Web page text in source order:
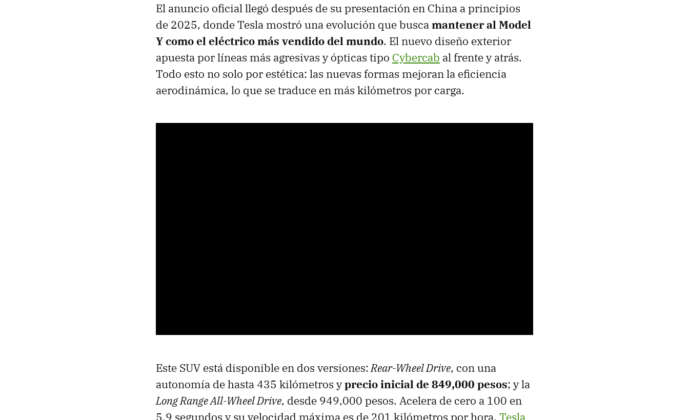
El anuncio oficial llegó después de su presentación en China a principios
de 2025, donde Tesla mostró una evolución que buscamantener al Model
Y como el eléctrico más vendido del mundo. El nuevo diseño exterior
apuesta por líneas más agresivas y ópticas tipo Cybercab al frente y atrás.
Todo esto no solo por estética: las nuevas formas mejoran la eficiencia
aerodinámica, lo que se traduce en más kilómetros por carga.
Este SUV está disponible en dos versiones:Rear-Wheel Drive, con una
autonomía de hasta 435 kilómetros yprecio inicial de 849,000 pesos; y la
Long Range All-Wheel Drive, desde 949,000 pesos. Acelera de cero a 100 en
5.9 segundos y su velocidad máxima es de 201 kilómetros por hora. Tesla